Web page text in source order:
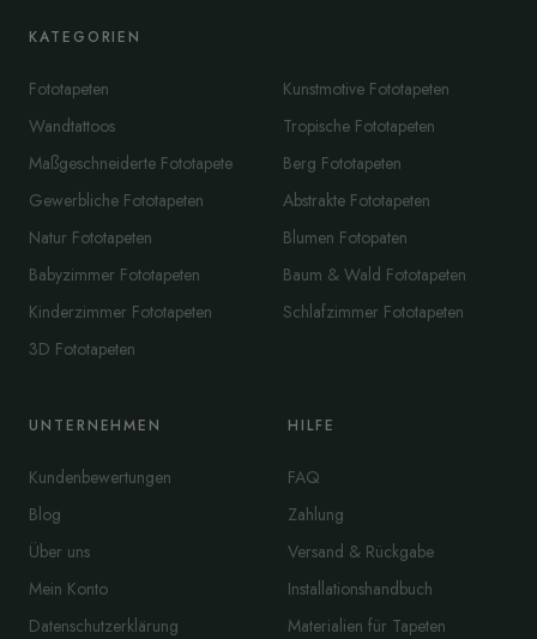
KATEGORIEN
Fototapeten
Wandtattoos
Maßgeschneiderte Fototapete
Gewerbliche Fototapeten
Natur Fototapeten
Babyzimmer Fototapeten
Kinderzimmer Fototapeten
3D Fototapeten
Kunstmotive Fototapeten
Tropische Fototapeten
Berg Fototapeten
Abstrakte Fototapeten
Blumen Fotopaten
Baum & Wald Fototapeten
Schlafzimmer Fototapeten
UNTERNEHMEN
Kundenbewertungen
Blog
Über uns
Mein Konto
Datenschutzerklärung
HILFE
FAQ
Zahlung
Versand & Rückgabe
Installationshandbuch
Materialien für Tapeten